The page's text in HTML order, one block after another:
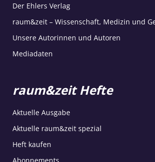
Der Ehlers Verlag
raum&zeit – Wissenschaft, Medizin und
Unsere Autorinnen und Autoren
Mediadaten
raum&zeit Hefte
Aktuelle Ausgabe
Aktuelle raum&zeit spezial
Heft kaufen